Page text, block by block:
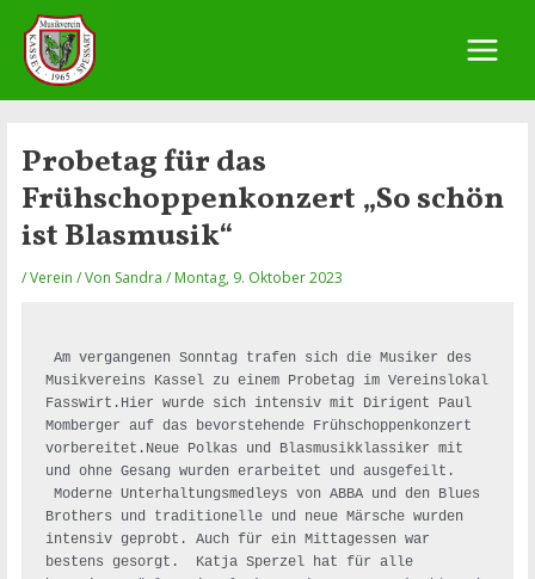
Inhalt
springen
Main
Menu
Probetag für das
Frühschoppenkonzert „So schön
ist Blasmusik“
/Verein / Von Sandra/ Montag, 9. Oktober 2023
Am vergangenen Sonntag trafen sich die Musiker des
Musikvereins Kassel zu einem Probetag im Vereinslokal
Fasswirt.Hier wurde sich intensiv mit Dirigent Paul
Momberger auf das bevorstehende Frühschoppenkonzert
vorbereitet.Neue Polkas und Blasmusikklassiker mit
Moderne Unterhaltungsmedleys von ABBA und den Blues
Brothers und traditionelle und neue Märsche wurden
intensiv geprobt. Auch für ein Mittagessen war
bestens gesorgt.
Katja Sperzel hat für alle